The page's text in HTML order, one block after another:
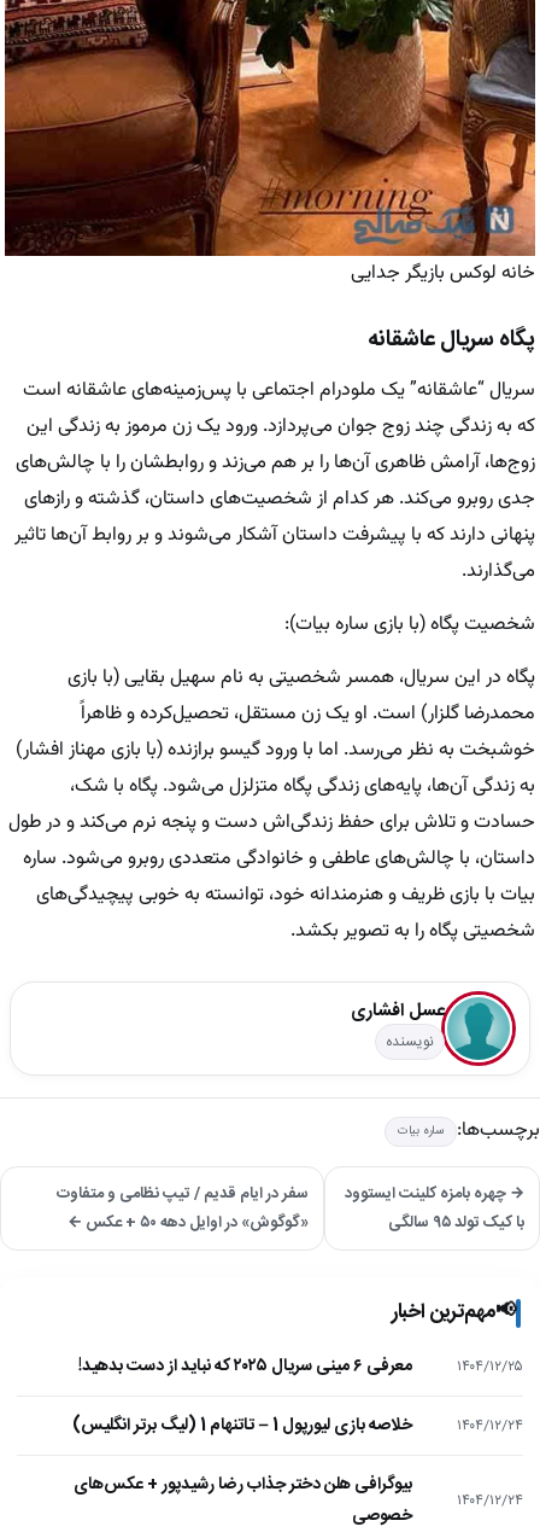
خانه لوکس بازیگر جدایی
پگاه سریال عاشقانه
سریال “عاشقانه” یک ملودرام اجتماعی با پس‌زمینه‌های عاشقانه است
که به زندگی چند زوج جوان می‌پردازد. ورود یک زن مرموز به زندگی این
زوج‌ها، آرامش ظاهری آن‌ها را بر هم می‌زند و روابطشان را با چالش‌های
جدی روبرو می‌کند. هر کدام از شخصیت‌های داستان، گذشته و رازهای
پنهانی دارند که با پیشرفت داستان آشکار می‌شوند و بر روابط آن‌ها تاثیر
می‌گذارند.
شخصیت پگاه (با بازی ساره بیات):
پگاه در این سریال، همسر شخصیتی به نام سهیل بقایی (با بازی
محمدرضا گلزار) است. او یک زن مستقل، تحصیل‌کرده و ظاهراً
خوشبخت به نظر می‌رسد. اما با ورود گیسو برازنده (با بازی مهناز افشار)
به زندگی آن‌ها، پایه‌های زندگی پگاه متزلزل می‌شود. پگاه با شک،
حسادت و تلاش برای حفظ زندگی‌اش دست و پنجه نرم می‌کند و در طول
داستان، با چالش‌های عاطفی و خانوادگی متعددی روبرو می‌شود. ساره
بیات با بازی ظریف و هنرمندانه خود، توانسته به خوبی پیچیدگی‌های
شخصیتی پگاه را به تصویر بکشد.
عسل افشاری
نویسنده
برچسب‌ها: ساره بیات
→ چهره بامزه کلینت ایستوود
با کیک تولد ۹۵ سالگی
سفر در ایام قدیم / تیپ نظامی و متفاوت
«گوگوش» در اوایل دهه ۵۰ + عکس ←
📢مهم‌ترین اخبار
۱۴۰۴/۱۲/۲۵ معرفی ۶ مینی سریال ۲۰۲۵ که نباید از دست بدهید!
۱۴۰۴/۱۲/۲۴ خلاصه بازی لیورپول 1 – تاتنهام 1 (لیگ برتر انگلیس)
۱۴۰۴/۱۲/۲۴
بیوگرافی هلن دختر جذاب رضا رشیدپور + عکس‌های
خصوصی